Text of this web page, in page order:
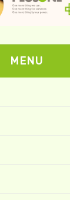
MENU